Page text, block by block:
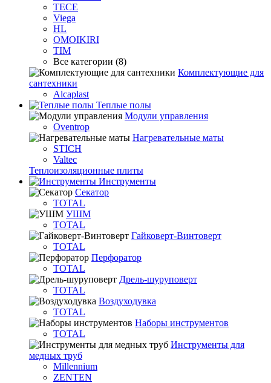
TECE
Viega
HL
OMOIKIRI
TIM
Все категории (8)
Комплектующие для
сантехники
Alcaplast
Теплые полы
Модули управления
Oventrop
Нагревательные маты
STICH
Valtec
Теплоизоляционные плиты
Инструменты
Секатор
TOTAL
УШМ
TOTAL
Гайковерт-Винтоверт
TOTAL
Перфоратор
TOTAL
Дрель-шуруповерт
TOTAL
Воздуходувка
TOTAL
Наборы инструментов
TOTAL
Инструменты для
медных труб
Millennium
ZENTEN